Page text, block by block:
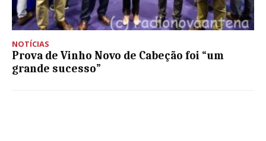
NOTÍCIAS
Prova de Vinho Novo de Cabeção foi “um
grande sucesso”